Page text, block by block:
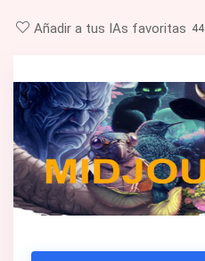
Añadir a tus IAs favoritas 44